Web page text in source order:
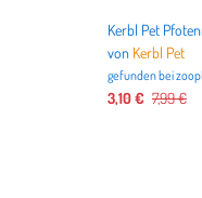
von Kerbl Pet
gefunden bei
3,10 € 7,99 €